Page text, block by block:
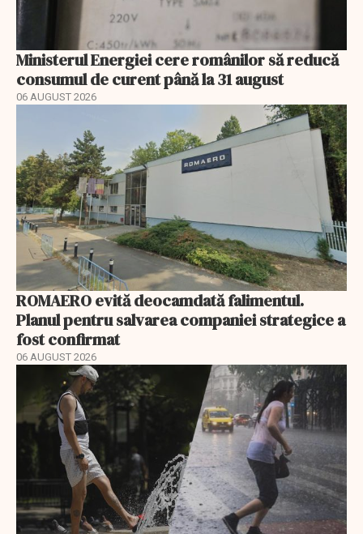
Ministerul Energiei cere românilor să reducă
consumul de curent până la 31 august
06 AUGUST 2026
ROMAERO evită deocamdată falimentul.
Planul pentru salvarea companiei strategice a
fost confirmat
06 AUGUST 2026